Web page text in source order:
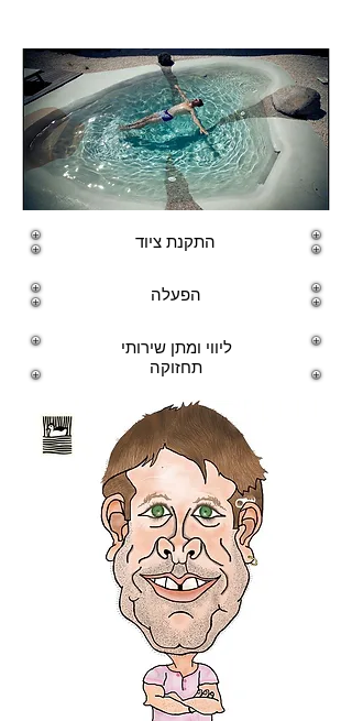
התקנת ציוד
הפעלה
ליווי ומתן שירותי
תחזוקה